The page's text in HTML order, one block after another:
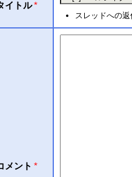
イトル *
スレッドへの
メント *